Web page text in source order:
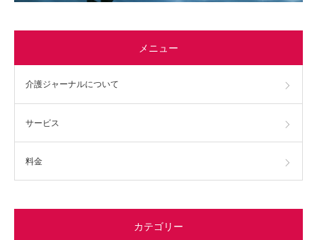
メニュー
介護ジャーナルについて
サービス
料金
カテゴリー